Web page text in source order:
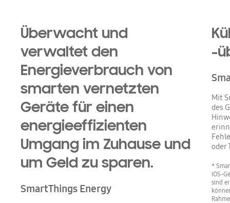
Überwacht und
verwaltet den
Energieverbrauch von
smarten vernetzten
Geräte für einen
energieeffizienten
Umgang im Zuhause und
um Geld zu sparen.
SmartThings Energy
-
Mit
des
oder
*
iOS-
sind